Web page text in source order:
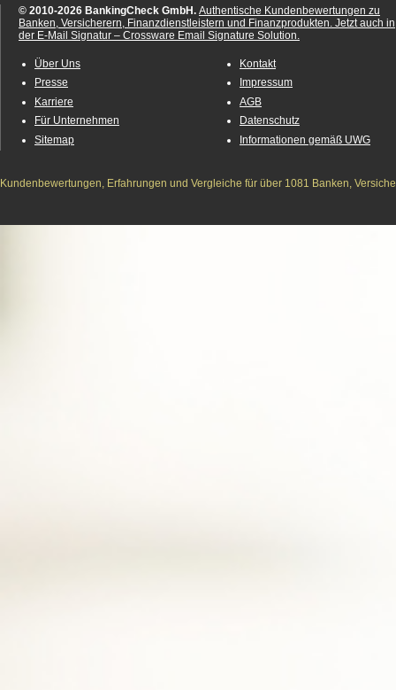
© 2010-2026 BankingCheck GmbH. Authentische Kundenbewertungen zu
Banken, Versicherern, Finanzdienstleistern und Finanzprodukten. Jetzt auch in
der E-Mail Signatur – Crossware Email Signature Solution.
Über Uns
Presse
Karriere
Für Unternehmen
Sitemap
Kontakt
Impressum
AGB
Datenschutz
Informationen gemäß UWG
Kundenbewertungen, Erfahrungen und Vergleiche für über 1081 Banken,